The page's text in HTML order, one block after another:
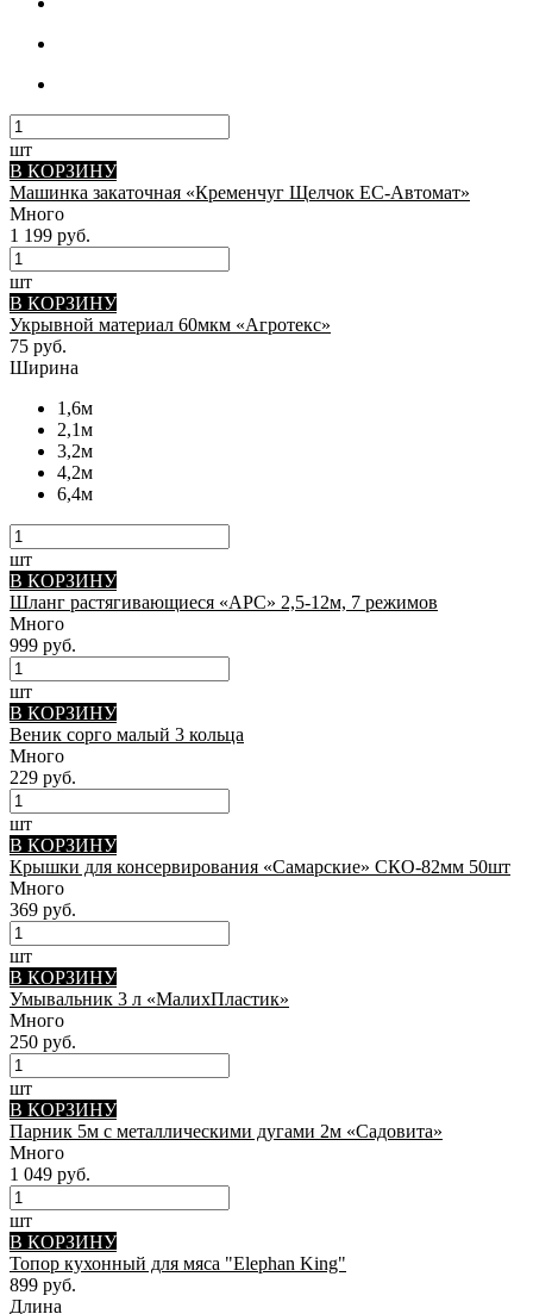
шт
В КОРЗИНУ
Машинка закаточная «Кременчуг Щелчок ЕС-Автомат»
Много
1 199 руб.
шт
В КОРЗИНУ
Укрывной материал 60мкм «Агротекс»
75 руб.
Ширина
1,6м
2,1м
3,2м
4,2м
6,4м
шт
В КОРЗИНУ
Шланг растягивающиеся «АРС» 2,5-12м, 7 режимов
Много
999 руб.
шт
В КОРЗИНУ
Веник сорго малый 3 кольца
Много
229 руб.
шт
В КОРЗИНУ
Крышки для консервирования «Самарские» СКО-82мм 50шт
Много
369 руб.
шт
В КОРЗИНУ
Умывальник 3 л «МалихПластик»
Много
250 руб.
шт
В КОРЗИНУ
Парник 5м с металлическими дугами 2м «Садовита»
Много
1 049 руб.
шт
В КОРЗИНУ
Топор кухонный для мяса "Elephan King"
899 руб.
Длина